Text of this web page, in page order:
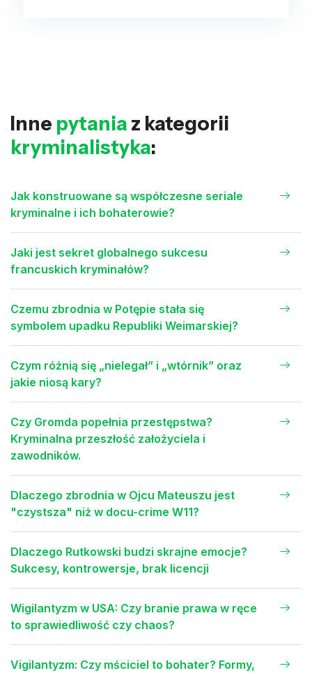
Inne pytania z kategorii
kryminalistyka:
Jak konstruowane są współczesne seriale
kryminalne i ich bohaterowie?
Jaki jest sekret globalnego sukcesu
francuskich kryminałów?
Czemu zbrodnia w Potępie stała się
symbolem upadku Republiki Weimarskiej?
Czym różnią się „nielegał” i „wtórnik” oraz
jakie niosą kary?
Czy Gromda popełnia przestępstwa?
Kryminalna przeszłość założyciela i
zawodników.
Dlaczego zbrodnia w Ojcu Mateuszu jest
"czystsza" niż w docu-crime W11?
Dlaczego Rutkowski budzi skrajne emocje?
Sukcesy, kontrowersje, brak licencji
Wigilantyzm w USA: Czy branie prawa w ręce
to sprawiedliwość czy chaos?
Vigilantyzm: Czy mściciel to bohater? Formy,